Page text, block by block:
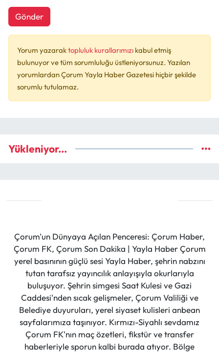
Gönder
Yorum yazaraktopluluk kurallarımızı kabul etmiş
bulunuyor ve tüm sorumluluğu üstleniyorsunuz. Yazılan
yorumlardan Çorum Yayla Haber Gazetesi hiçbir şekilde
sorumlu tutulamaz.
Yükleniyor...
Çorum'un Dünyaya Açılan Penceresi: Çorum Haber,
Çorum FK, Çorum Son Dakika | Yayla Haber Çorum
yerel basınının güçlü sesi Yayla Haber, şehrin nabzını
tutan tarafsız yayıncılık anlayışıyla okurlarıyla
buluşuyor. Şehrin simgesi Saat Kulesi ve Gazi
Caddesi'nden sıcak gelişmeler, Çorum Valiliği ve
Belediye duyuruları, yerel siyaset kulisleri anbean
sayfalarımıza taşınıyor. Kırmızı-Siyahlı sevdamız
Çorum FK'nın maç özetleri, fikstür ve transfer
haberleriyle sporun kalbi burada atıyor. Bölge